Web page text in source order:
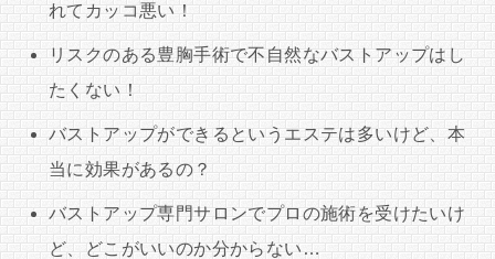
れてカッコ悪い！
リスクのある豊胸手術で不自然なバストアップはし
たくない！
バストアップができるというエステは多いけど、本
当に効果があるの？
バストアップ専門サロンでプロの施術を受けたいけ
ど、どこがいいのか分からない…